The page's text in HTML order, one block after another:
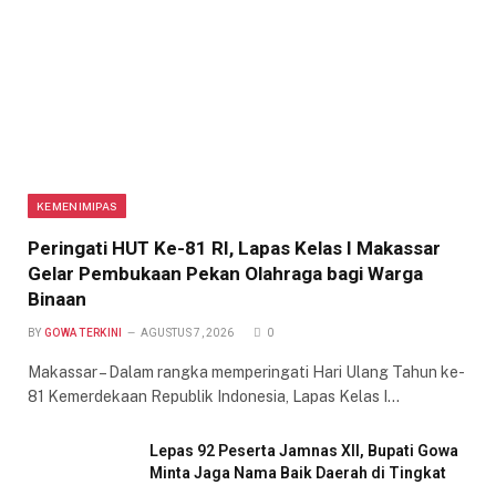
KEMENIMIPAS
Peringati HUT Ke-81 RI, Lapas Kelas I Makassar
Gelar Pembukaan Pekan Olahraga bagi Warga
Binaan
BY GOWA TERKINI AGUSTUS 7, 2026 0
Makassar – Dalam rangka memperingati Hari Ulang Tahun ke-
81 Kemerdekaan Republik Indonesia, Lapas Kelas I…
Lepas 92 Peserta Jamnas XII, Bupati Gowa
Minta Jaga Nama Baik Daerah di Tingkat